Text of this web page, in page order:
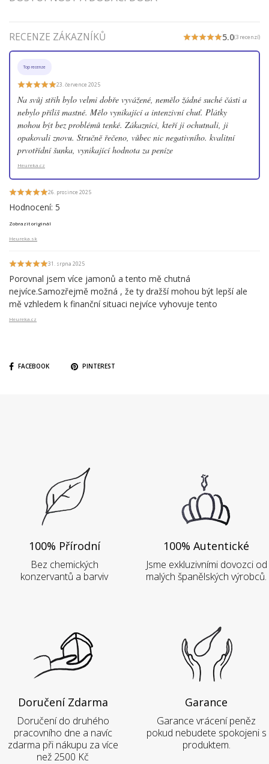
RECENZE ZÁKAZNÍKŮ 5.0(3 recenzí)
Top recenze
23. července 2025
Na svůj střih bylo velmi dobře vyvážené, nemělo žádné suché části a
nebylo příliš mastné. Mělo vynikající a intenzivní chuť. Plátky
mohou být bez problémů tenké. Zákazníci, kteří ji ochutnali, ji
opakovali znovu. Stručně řečeno, vůbec nic negativního. kvalitní
prvotřídní šunka, vynikající hodnota za peníze
Heureka.cz
26. prosince 2025
Hodnocení: 5
Zobrazit originál
Heureka.sk
31. srpna 2025
Porovnal jsem více jamonů a tento mě chutná
nejvíce.Samozřejmě možná , že ty dražší mohou být lepší ale
mě vzhledem k finanční situaci nejvíce vyhovuje tento
Heureka.cz
FACEBOOK PINTEREST
100% Přírodní
Bez chemických
konzervantů a barviv
100% Autentické
Jsme exkluzivními dovozci od
malých španělských výrobců.
Doručení Zdarma
Doručení do druhého
pracovního dne a navíc
zdarma při nákupu za více
než 2500 Kč
Garance
Garance vrácení peněz
pokud nebudete spokojeni s
produktem.